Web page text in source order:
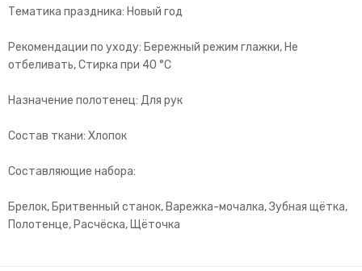
Тематика праздника: Новый год
Рекомендации по уходу: Бережный режим глажки, Не
отбеливать, Стирка при 40 °С
Назначение полотенец: Для рук
Состав ткани: Хлопок
Составляющие набора:
Брелок, Бритвенный станок, Варежка-мочалка, Зубная щётка,
Полотенце, Расчёска, Щёточка